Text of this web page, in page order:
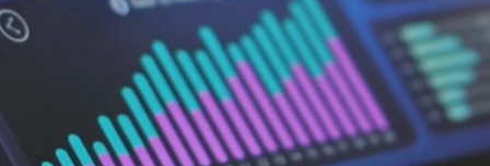
Inhalten